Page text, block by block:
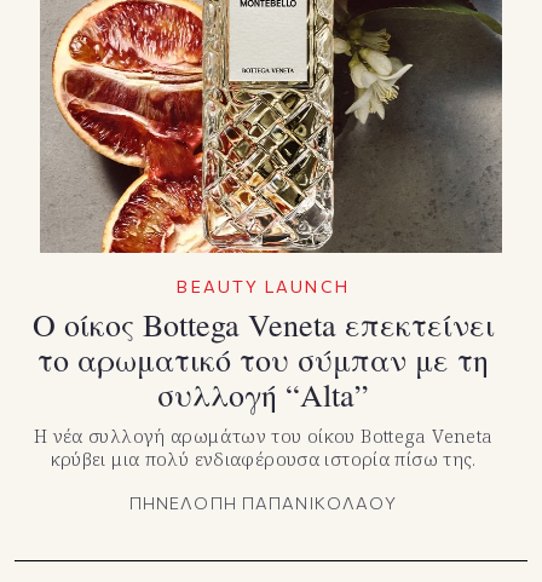
BEAUTY LAUNCH
Ο οίκος Bottega Veneta επεκτείνει
το αρωματικό του σύμπαν με τη
συλλογή “Alta”
Η νέα συλλογή αρωμάτων του οίκου Bottega Veneta
κρύβει μια πολύ ενδιαφέρουσα ιστορία πίσω της.
ΠΗΝΕΛΟΠΗ ΠΑΠΑΝΙΚΟΛΑΟΥ